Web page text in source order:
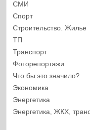
СМИ
Спорт
Строительство. Жилье
ТП
Транспорт
Фоторепортажи
Что бы это значило?
Экономика
Энергетика
Энергетика, ЖКХ,